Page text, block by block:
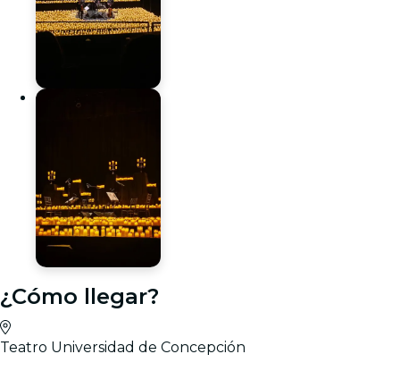
¿Cómo llegar?
Teatro Universidad de Concepción